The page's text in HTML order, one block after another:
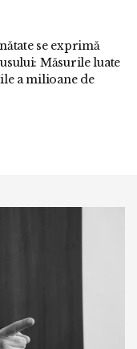
se exprimă
Măsurile luate
a milioane de